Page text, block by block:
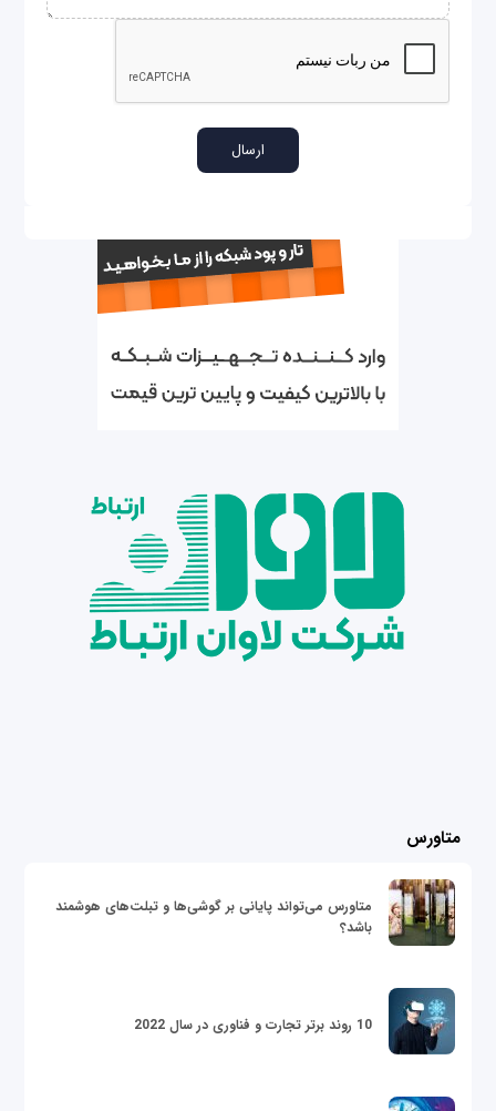
متاورس
متاورس می‌تواند پایانی بر گوشی‌ها و تبلت‌های هوشمند
باشد؟
10 روند برتر تجارت و فناوری در سال 2022